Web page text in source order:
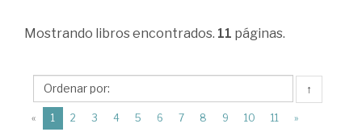
Sociología
>
Procesos
sociales.
Mostrando libros encontrados. 11 páginas.
↑
« 1 (current)
2 3 4 5 6 7 8 9 10 11 »